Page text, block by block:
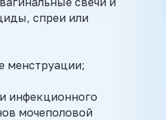
спреи или
менструации;
инфекционного
мочеполовой